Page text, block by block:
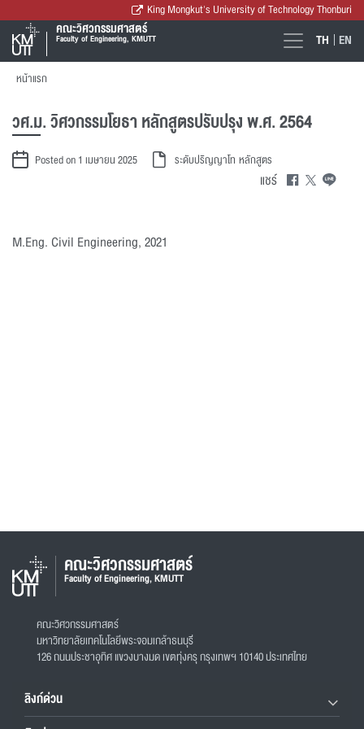
King Mongkut's University of Technology Thonburi
คณะวิศวกรรมศาสตร์
Faculty of Engineering, KMUTT TH EN
หน้าแรก
วศ.ม. วิศวกรรมโยธา หลักสูตรปรับปรุง พ.ศ. 2564
Posted on 1 เมษายน 2025 ระดับปริญญาโท หลักสูตร
แชร์
M.Eng. Civil Engineering, 2021
คณะวิศวกรรมศาสตร์
Faculty of Engineering, KMUTT
คณะวิศวกรรมศาสตร์
มหาวิทยาลัยเทคโนโลยีพระจอมเกล้าธนบุรี
126 ถนนประชาอุทิศ แขวงบางมด เขตทุ่งครุ กรุงเทพฯ 10140 ประเทศไทย
ลิงก์ด่วน